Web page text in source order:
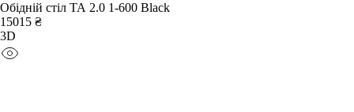
Обідній стіл TA 2.0 1-600 Black
15015 ₴
3D